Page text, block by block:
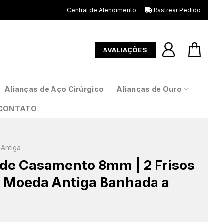
Central de Atendimento Rastrear Pedido
AVALIAÇÕES
Alianças de Aço Cirúrgico Alianças de Ouro
Casamento 8mm | 2 Frisos
Antiga Banhada a